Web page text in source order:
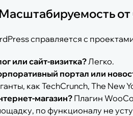
от
справляется с
или сайт-визитка?Легко.
портал или
как TechCrunch, The New
магазин?Плагин
по функционалу не